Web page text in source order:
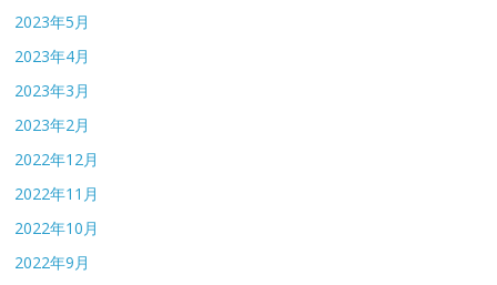
2023年5月
2023年4月
2023年3月
2023年2月
2022年12月
2022年11月
2022年10月
2022年9月